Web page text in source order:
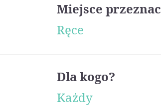
Miejsce
Ręce
Dla kogo?
Każdy